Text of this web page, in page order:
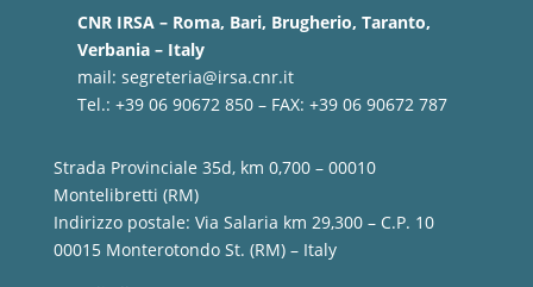
CNR IRSA – Roma, Bari, Brugherio, Taranto,
Verbania – Italy
mail: segreteria@irsa.cnr.it
Tel.: +39 06 90672 850 – FAX: +39 06 90672 787
Strada Provinciale 35d, km 0,700 – 00010
Montelibretti (RM)
Indirizzo postale: Via Salaria km 29,300 – C.P. 10
00015 Monterotondo St. (RM) – Italy